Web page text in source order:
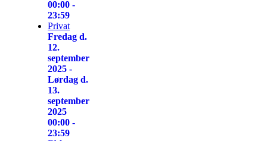
00:00 -
23:59
Privat
Fredag d.
12.
september
2025 -
Lørdag d.
13.
september
2025
00:00 -
23:59